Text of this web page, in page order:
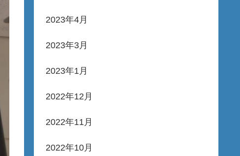
2023年4月
2023年3月
2023年1月
2022年12月
2022年11月
2022年10月